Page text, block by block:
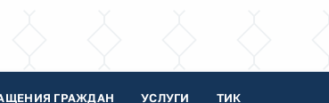
ГРАЖДАН УСЛУГИ ТИК